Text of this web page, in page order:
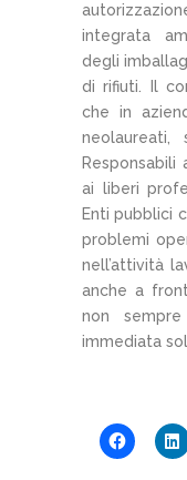
integrata
degli
di rifiuti. Il
che in
neolaureati,
Responsabili
ai liberi
Enti pubblici
problemi
nell’attività
anche a
non
immediata